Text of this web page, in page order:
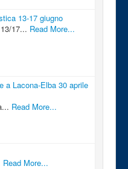
13-17 giugno
17... Read More...
a Lacona-Elba 30 aprile
Read More...
Read More...